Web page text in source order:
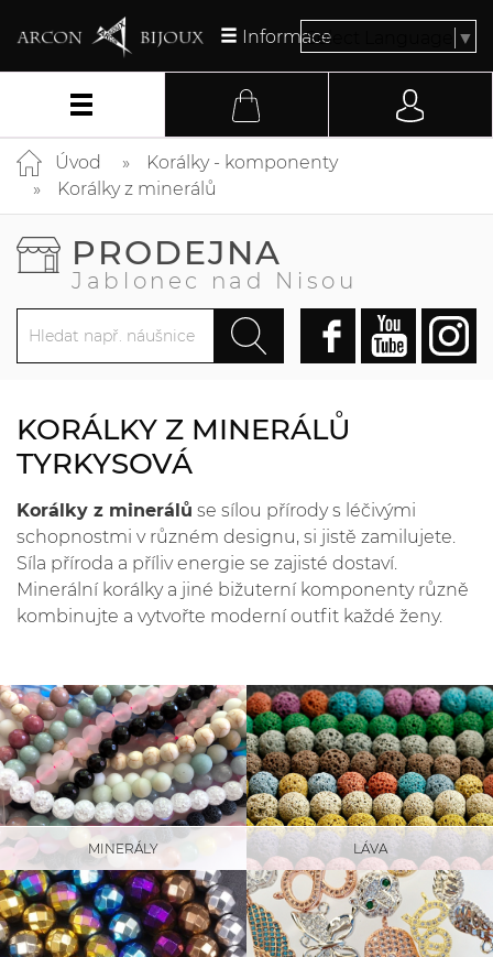
InformaceSelect Language ▼
Úvod
Korálky - komponenty
Korálky z minerálů
PRODEJNA
Jablonec nad Nisou
KORÁLKY Z MINERÁLŮ
TYRKYSOVÁ
Korálky z minerálů se sílou přírody s léčivými
schopnostmi v různém designu, si jistě zamilujete.
Síla příroda a příliv energie se zajisté dostaví.
Minerální korálky a jiné bižuterní komponenty různě
kombinujte a vytvořte moderní outfit každé ženy.
MINERÁLY LÁVA